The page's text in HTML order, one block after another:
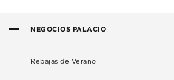
NEGOCIOS PALACIO
Rebajas de Verano